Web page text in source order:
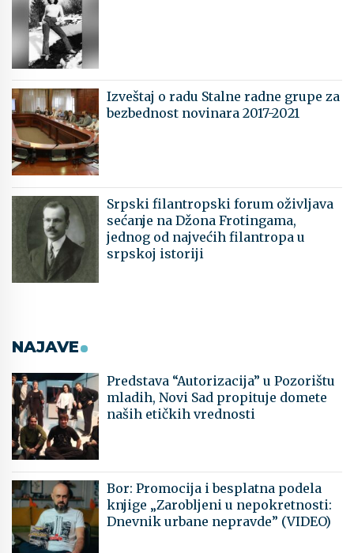
Izveštaj o radu Stalne radne grupe za
bezbednost novinara 2017-2021
Srpski filantropski forum oživljava
sećanje na Džona Frotingama,
jednog od najvećih filantropa u
srpskoj istoriji
NAJAVE
Predstava “Autorizacija” u Pozorištu
mladih, Novi Sad propituje domete
naših etičkih vrednosti
Bor: Promocija i besplatna podela
knjige „Zarobljeni u nepokretnosti:
Dnevnik urbane nepravde” (VIDEO)